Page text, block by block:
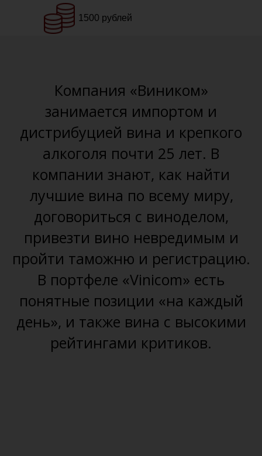
1500 рублей
Компания «Виником»
занимается импортом и
дистрибуцией вина и крепкого
алкоголя почти 25 лет. В
компании знают, как найти
лучшие вина по всему миру,
договориться с виноделом,
привезти вино невредимым и
пройти таможню и регистрацию.
В портфеле «Vinicom» есть
понятные позиции «на каждый
день», и также вина с высокими
рейтингами критиков.